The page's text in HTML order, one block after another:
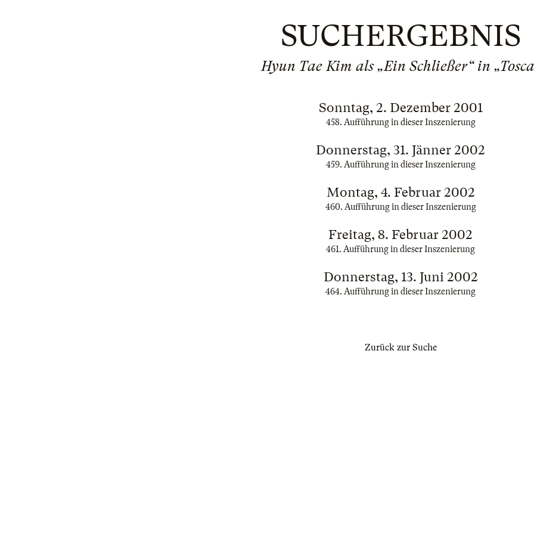
SUCHERGEBNIS
Hyun Tae Kim als „Ein Schließer“ in
Sonntag, 2. Dezember 2001
458. Aufführung in dieser Inszenierung
Donnerstag, 31. Jänner 2002
459. Aufführung in dieser Inszenierung
Montag, 4. Februar 2002
460. Aufführung in dieser Inszenierung
Freitag, 8. Februar 2002
461. Aufführung in dieser Inszenierung
Donnerstag, 13. Juni 2002
464. Aufführung in dieser Inszenierung
Zurück zur Suche